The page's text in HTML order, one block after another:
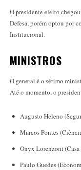
O presidente eleito
Defesa, porém optou por
Institucional.
MINISTROS
O general é o sétimo
Até o momento, o
Augusto Heleno
Marcos Pontes
Onyx Lorenzoni
Paulo Guedes